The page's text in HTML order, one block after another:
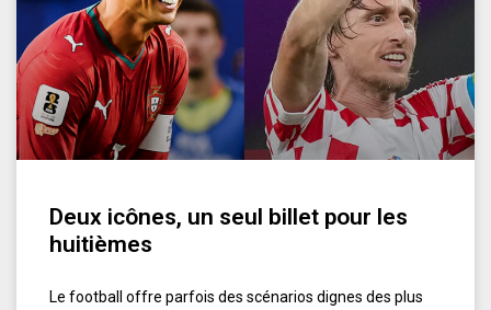
Deux icônes, un seul billet pour les
huitièmes
Le football offre parfois des scénarios dignes des plus